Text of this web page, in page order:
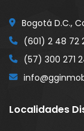
Bogotá D.C.,
(601) 2 48 72
(57) 300 271
Localidades